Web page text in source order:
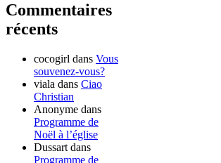
Commentaires
récents
cocogirl dans Vous
souvenez-vous?
viala dans Ciao
Christian
Anonyme dans
Programme de
Noël à l’église
Dussart dans
Programme de